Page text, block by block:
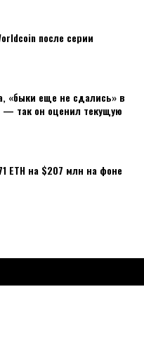
после серии
«быки еще не сдались» в
— так он оценил текущую
ETH на $207 млн на фоне